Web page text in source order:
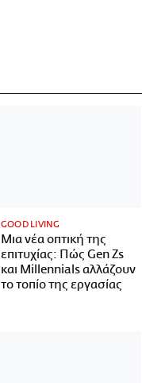
GOOD LIVING
Μια νέα οπτική της
επιτυχίας: Πώς Gen Zs
και Millennials αλλάζουν
το τοπίο της εργασίας